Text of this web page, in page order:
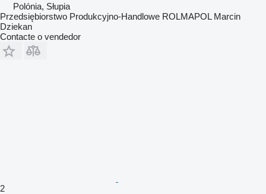
Polónia, Słupia
Przedsiębiorstwo Produkcyjno-Handlowe ROLMAPOL Marcin
Dziekan
Contacte o vendedor
2